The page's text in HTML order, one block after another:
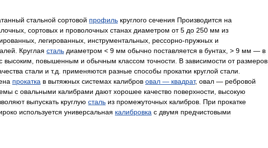
стальной сортовой профиль круглого сечения Производится на
сортовых и проволочных станах диаметром от 5 до 250 мм из
легированных инструментальных рессорно-пружных и
Круглая сталь диаметром < 9 мм обычно поставляется в бунтах , > 9 мм — в
высоким повышенным и обычным классом точности В зависимости от размеров
стали и т.д применяются разные способы прокатки круглой стали
прокатка в вытяжных системах калибров овал — квадрат, овал — ребровой
с овальными калибрами дают хорошее качество поверхности
высокую
выпускать круглую сталь из промежуточных калибров При прокатке
используется универсальная калибровка с двумя предчистовыми